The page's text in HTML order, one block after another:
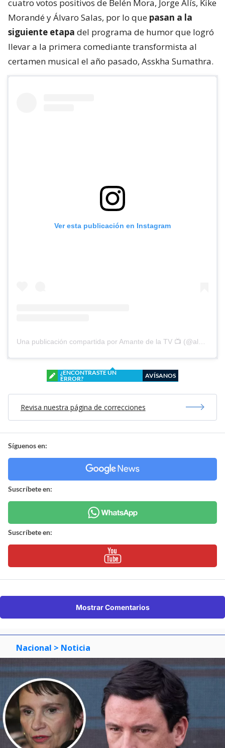
cuatro votos positivos de Belén Mora, Jorge Alís, Kike
Morandé y Álvaro Salas, por lo que pasan a la
siguiente etapa del programa de humor que logró
llevar a la primera comediante transformista al
certamen musical el año pasado, Asskha Sumathra.
Ver esta publicación en Instagram
¿ENCONTRASTE UN
ERROR?
AVÍSANOS
Revisa nuestra página de correcciones
Síguenos en:
Suscríbete en:
Suscríbete en:
Mostrar Comentarios
Nacional > Noticia